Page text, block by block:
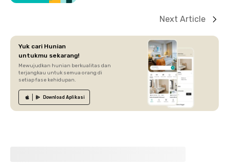
Next Article
Yuk cari Hunian
untukmu sekarang!
Mewujudkan hunian berkualitas dan
terjangkau untuk semua orang di
setiap fase kehidupan.
Download Aplikasi